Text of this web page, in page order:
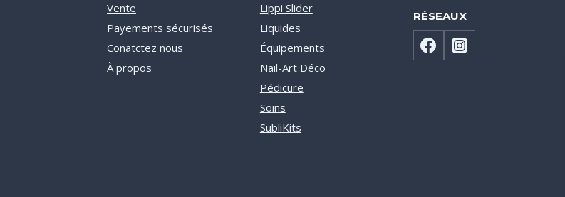
Vente
Payements sécurisés
Conatctez nous
À propos
Lippi Slider
Liquides
Équipements
Nail-Art Déco
Pédicure
Soins
SubliKits
RÉSEAUX